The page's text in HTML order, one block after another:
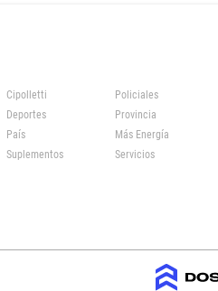
Cipolletti
Policiales
Deportes
Provincia
País
Más Energía
Suplementos
Servicios